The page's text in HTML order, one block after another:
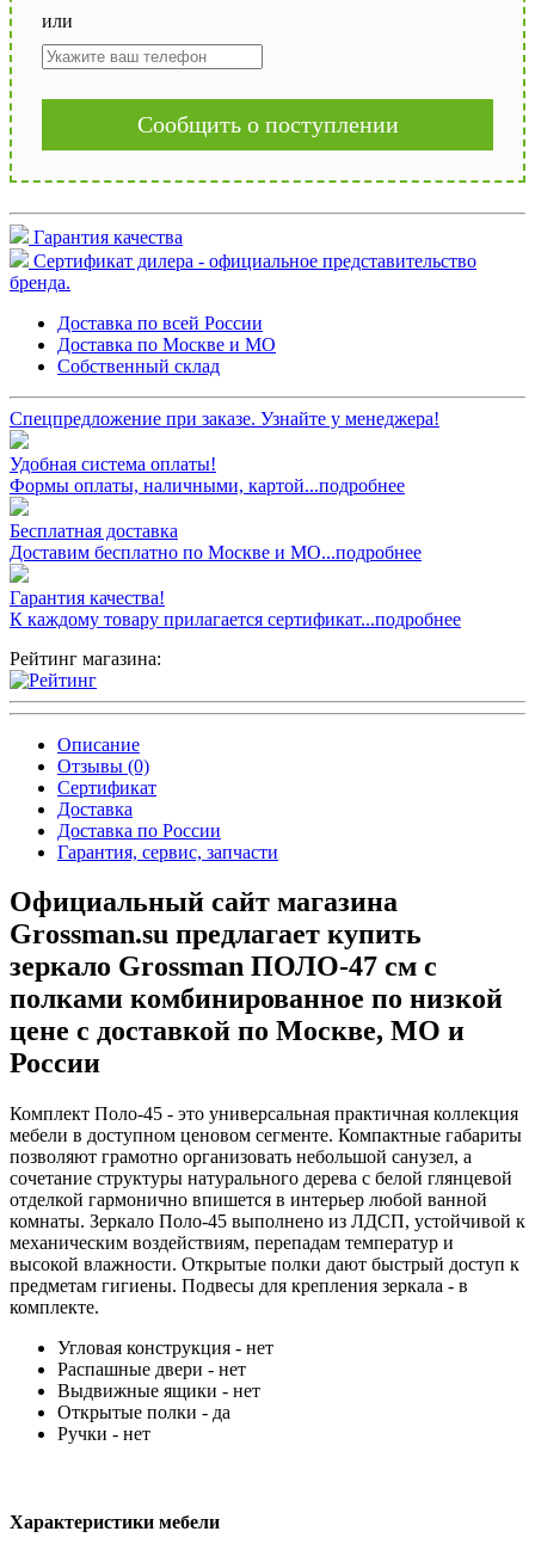
или
Сообщить о поступлении
Гарантия качества
Сертификат дилера - официальное представительство
бренда.
Доставка по всей России
Доставка по Москве и МО
Собственный склад
Спецпредложение при заказе. Узнайте у менеджера!
Удобная система оплаты!
Формы оплаты, наличными, картой...подробнее
Бесплатная доставка
Доставим бесплатно по Москве и МО...подробнее
Гарантия качества!
К каждому товару прилагается сертификат...подробнее
Рейтинг магазина:
Описание
Отзывы (0)
Сертификат
Доставка
Доставка по России
Гарантия, сервис, запчасти
Официальный сайт магазина
Grossman.su предлагает купить
зеркало Grossman ПОЛО-47 см с
полками комбинированное по низкой
цене с доставкой по Москве, МО и
России
Комплект Поло-45 - это универсальная практичная коллекция
мебели в доступном ценовом сегменте. Компактные габариты
позволяют грамотно организовать небольшой санузел, а
сочетание структуры натурального дерева с белой глянцевой
отделкой гармонично впишется в интерьер любой ванной
комнаты. Зеркало Поло-45 выполнено из ЛДСП, устойчивой к
механическим воздействиям, перепадам температур и
высокой влажности. Открытые полки дают быстрый доступ к
предметам гигиены. Подвесы для крепления зеркала - в
комплекте.
Угловая конструкция - нет
Распашные двери - нет
Выдвижные ящики - нет
Открытые полки - да
Ручки - нет
Характеристики мебели